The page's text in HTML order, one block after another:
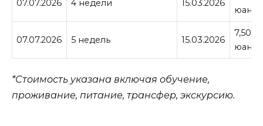
07.07.2026 4 недели 15.03.2026
07.07.2026 5 недель 15.03.2026
7,500
*Стоимость указана включая обучение,
проживание, питание, трансфер, экскурсию.